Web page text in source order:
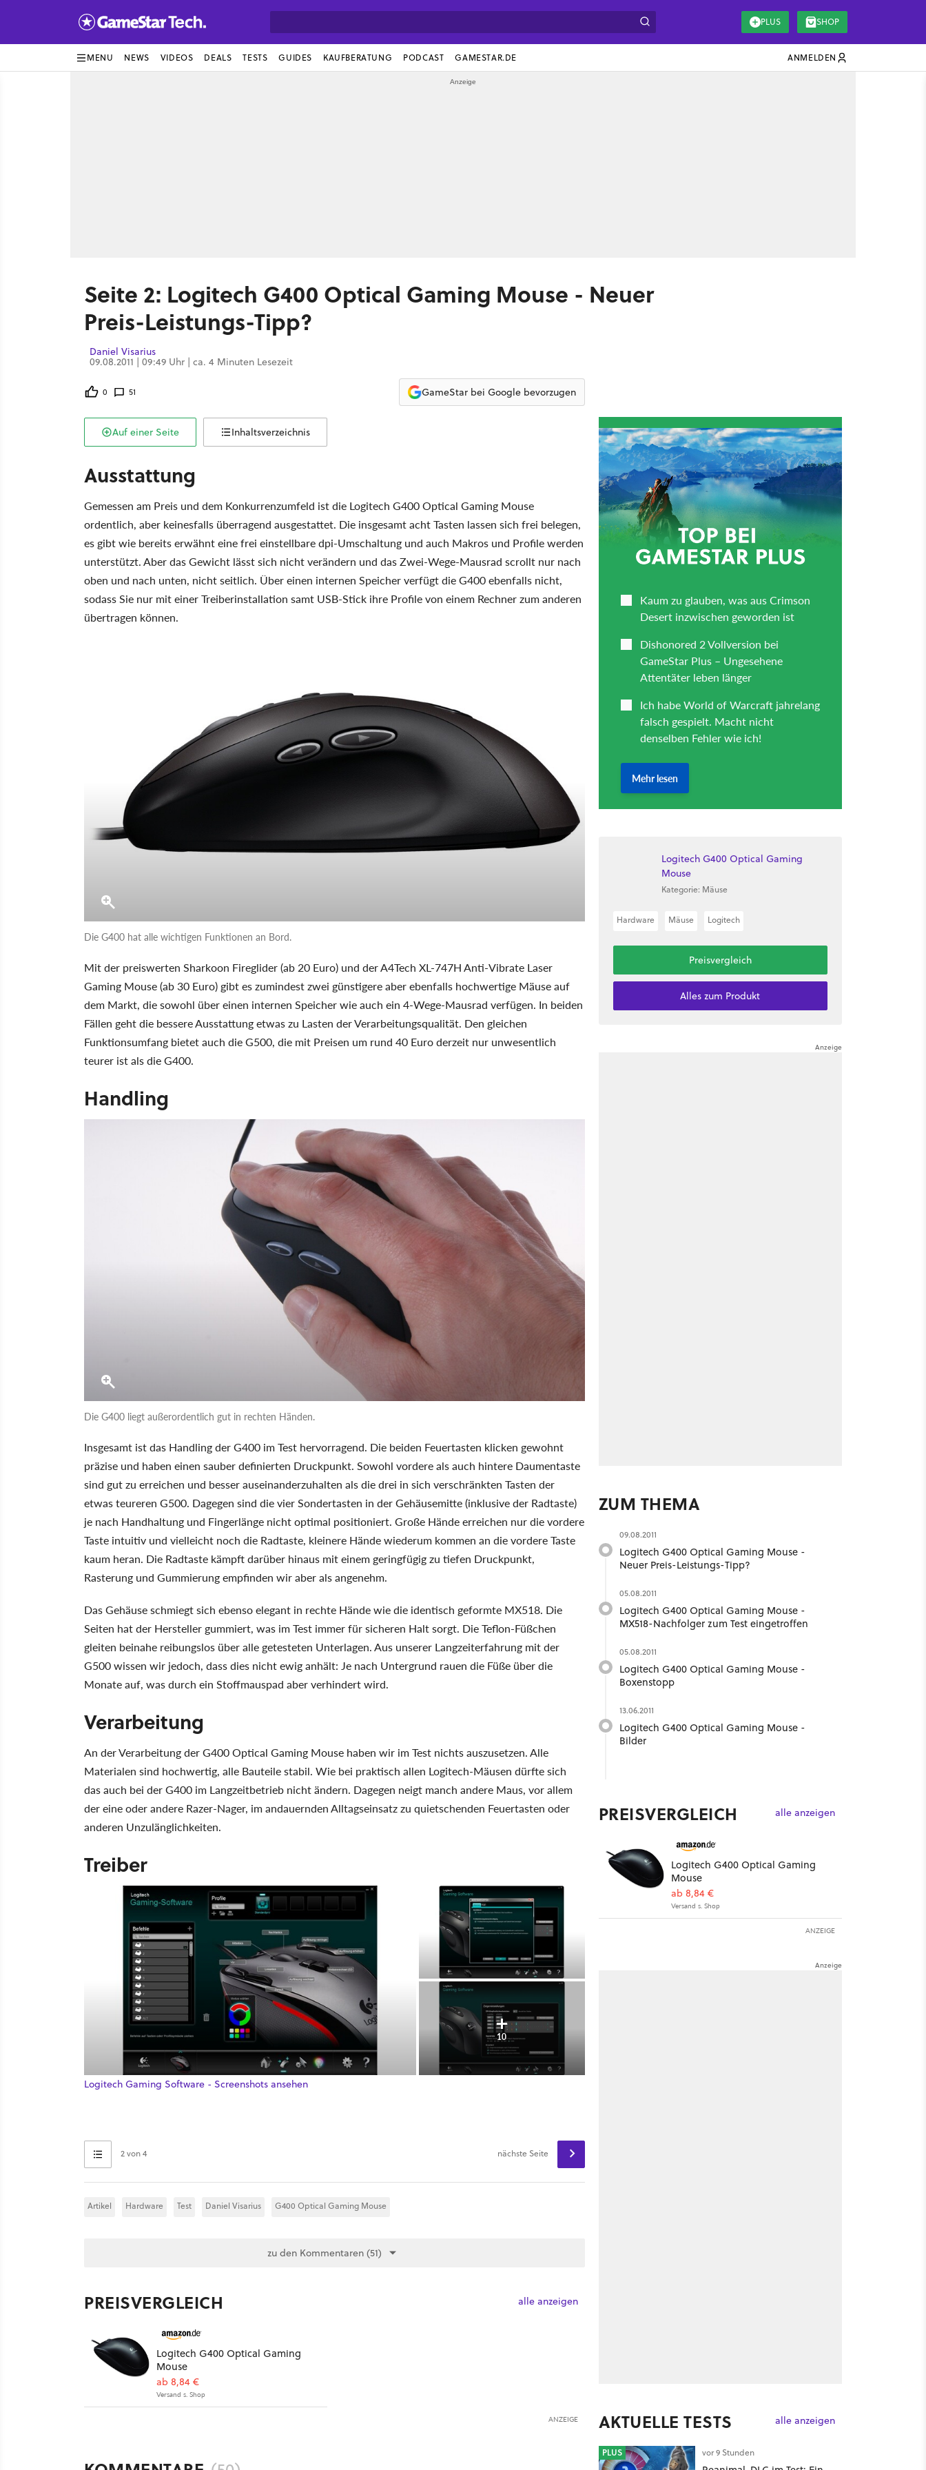
PLUS SHOP
MENU NEWS VIDEOS DEALS TESTS GUIDES KAUFBERATUNG PODCAST GAMESTAR.DE ANMELDEN
Seite 2: Logitech G400 Optical Gaming Mouse - Neuer
Preis-Leistungs-Tipp?
Daniel Visarius
09.08.2011 | 09:49 Uhr | ca. 4 Minuten Lesezeit
0 51 GameStar bei Google bevorzugen
Auf einer Seite Inhaltsverzeichnis
Ausstattung
Gemessen am Preis und dem Konkurrenzumfeld ist die Logitech G400 Optical Gaming Mouse
ordentlich, aber keinesfalls überragend ausgestattet. Die insgesamt acht Tasten lassen sich frei belegen,
es gibt wie bereits erwähnt eine frei einstellbare dpi-Umschaltung und auch Makros und Profile werden
unterstützt. Aber das Gewicht lässt sich nicht verändern und das Zwei-Wege-Mausrad scrollt nur nach
oben und nach unten, nicht seitlich. Über einen internen Speicher verfügt die G400 ebenfalls nicht,
sodass Sie nur mit einer Treiberinstallation samt USB-Stick ihre Profile von einem Rechner zum anderen
übertragen können.
Die G400 hat alle wichtigen Funktionen an Bord.
Mit der preiswerten Sharkoon Fireglider (ab 20 Euro) und der A4Tech XL-747H Anti-Vibrate Laser
Gaming Mouse (ab 30 Euro) gibt es zumindest zwei günstigere aber ebenfalls hochwertige Mäuse auf
dem Markt, die sowohl über einen internen Speicher wie auch ein 4-Wege-Mausrad verfügen. In beiden
Fällen geht die bessere Ausstattung etwas zu Lasten der Verarbeitungsqualität. Den gleichen
Funktionsumfang bietet auch die G500, die mit Preisen um rund 40 Euro derzeit nur unwesentlich
teurer ist als die G400.
Handling
Die G400 liegt außerordentlich gut in rechten Händen.
Insgesamt ist das Handling der G400 im Test hervorragend. Die beiden Feuertasten klicken gewohnt
präzise und haben einen sauber definierten Druckpunkt. Sowohl vordere als auch hintere Daumentaste
sind gut zu erreichen und besser auseinanderzuhalten als die drei in sich verschränkten Tasten der
etwas teureren G500. Dagegen sind die vier Sondertasten in der Gehäusemitte (inklusive der Radtaste)
je nach Handhaltung und Fingerlänge nicht optimal positioniert. Große Hände erreichen nur die vordere
Taste intuitiv und vielleicht noch die Radtaste, kleinere Hände wiederum kommen an die vordere Taste
kaum heran. Die Radtaste kämpft darüber hinaus mit einem geringfügig zu tiefen Druckpunkt,
Rasterung und Gummierung empfinden wir aber als angenehm.
Das Gehäuse schmiegt sich ebenso elegant in rechte Hände wie die identisch geformte MX518. Die
Seiten hat der Hersteller gummiert, was im Test immer für sicheren Halt sorgt. Die Teflon-Füßchen
gleiten beinahe reibungslos über alle getesteten Unterlagen. Aus unserer Langzeiterfahrung mit der
G500 wissen wir jedoch, dass dies nicht ewig anhält: Je nach Untergrund rauen die Füße über die
Monate auf, was durch ein Stoffmauspad aber verhindert wird.
Verarbeitung
An der Verarbeitung der G400 Optical Gaming Mouse haben wir im Test nichts auszusetzen. Alle
Materialen sind hochwertig, alle Bauteile stabil. Wie bei praktisch allen Logitech-Mäusen dürfte sich
das auch bei der G400 im Langzeitbetrieb nicht ändern. Dagegen neigt manch andere Maus, vor allem
der eine oder andere Razer-Nager, im andauernden Alltagseinsatz zu quietschenden Feuertasten oder
anderen Unzulänglichkeiten.
Treiber
10
Logitech Gaming Software - Screenshots ansehen
2 von 4 nächste Seite
Artikel Hardware Test Daniel Visarius G400 Optical Gaming Mouse
zu den Kommentaren (51)
PREISVERGLEICH alle anzeigen
Logitech G400 Optical Gaming
Mouse
ab 8,84 €
Versand s. Shop
ANZEIGE
Logitech G400 Optical Gaming
Mouse
Kategorie: Mäuse
Hardware Mäuse Logitech
Preisvergleich
Alles zum Produkt
ZUM THEMA
09.08.2011
Logitech G400 Optical Gaming Mouse -
Neuer Preis-Leistungs-Tipp?
05.08.2011
Logitech G400 Optical Gaming Mouse -
MX518-Nachfolger zum Test eingetroffen
05.08.2011
Logitech G400 Optical Gaming Mouse -
Boxenstopp
13.06.2011
Logitech G400 Optical Gaming Mouse -
Bilder
PREISVERGLEICH alle anzeigen
Logitech G400 Optical Gaming
Mouse
ab 8,84 €
Versand s. Shop
ANZEIGE
AKTUELLE TESTS alle anzeigen
PLUS vor 9 Stunden